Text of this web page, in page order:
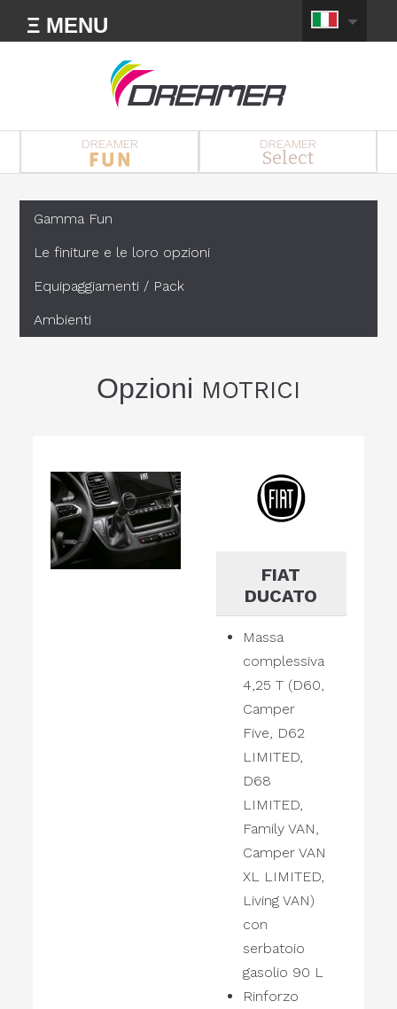
Ξ MENU
DREAMER DREAMER
Select
Gamma Fun
Le finiture e le loro opzioni
Equipaggiamenti / Pack
Ambienti
Opzioni MOTRICI
FIAT
DUCATO
Massa
complessiva
4,25 T (D60,
Camper
Five, D62
LIMITED,
D68
LIMITED,
Family VAN,
Camper VAN
XL LIMITED,
Living VAN)
con
serbatoio
gasolio 90 L
Rinforzo